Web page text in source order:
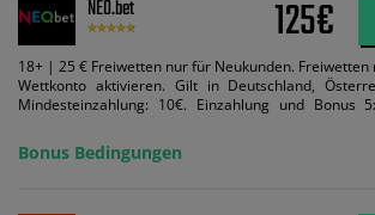
NEO.bet 125€
18+ | 25 € Freiwetten nur für Neukunden. Freiwetten
Wettkonto aktivieren. Gilt in Deutschland,
Mindesteinzahlung: 10€. Einzahlung und
Bedingungen können geändert werden. AGB
Suchtrisiken: buwei.de.
Bonus Bedingungen